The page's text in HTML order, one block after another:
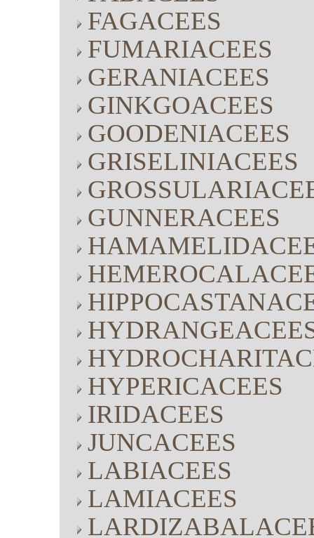
FAGACEES
FUMARIACEES
GERANIACEES
GINKGOACEES
GOODENIACEES
GRISELINIACEES
GUNNERACEES
HYPERICACEES
IRIDACEES
JUNCACEES
LABIACEES
LAMIACEES